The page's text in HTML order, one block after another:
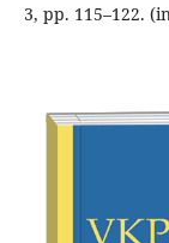
3, pp. 115–122.